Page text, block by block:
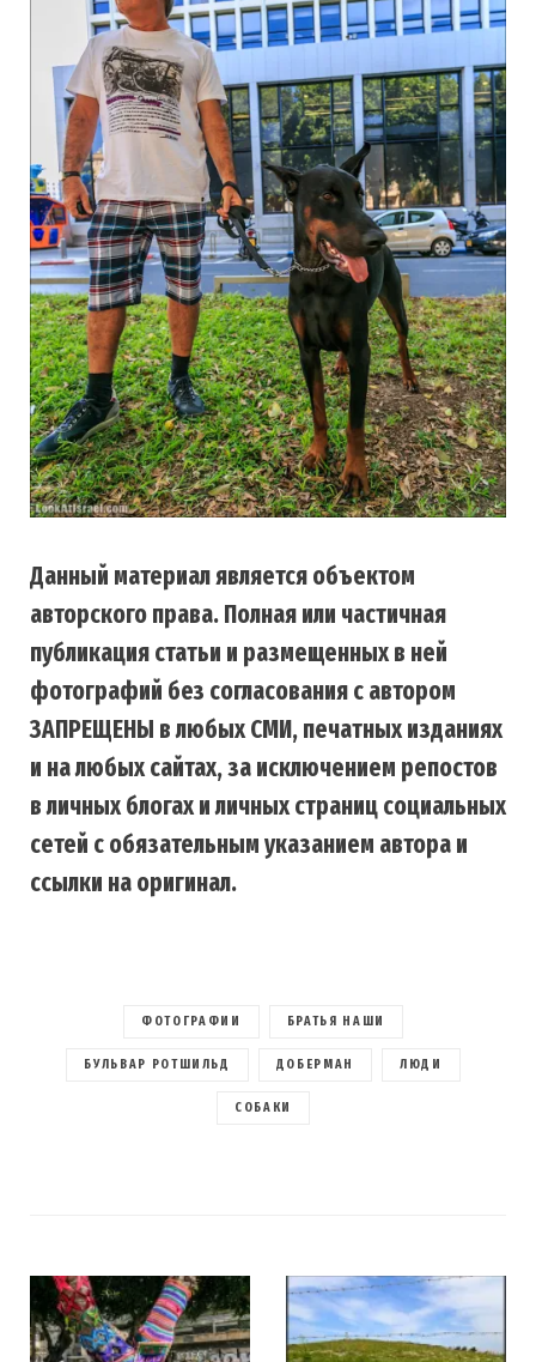
Данный материал является объектом
авторского права. Полная или частичная
публикация статьи и размещенных в ней
фотографий без согласования с автором
ЗАПРЕЩЕНЫ в любых СМИ, печатных изданиях
и на любых сайтах, за исключением репостов
в личных блогах и личных страниц социальных
сетей с обязательным указанием автора и
ссылки на оригинал.
ФОТОГРАФИИ БРАТЬЯ НАШИ
БУЛЬВАР РОТШИЛЬД ДОБЕРМАН ЛЮДИ
СОБАКИ